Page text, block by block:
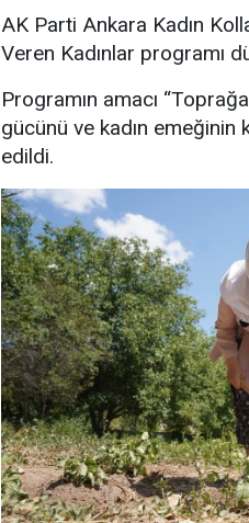
AK Parti Ankara Kadın
Veren Kadınlar programı
Programın amacı
gücünü ve kadın emeğinin
edildi.